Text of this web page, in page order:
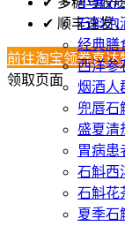
石斛泡
经典膳
西洋参
烟酒人
兜唇石
盛夏清
胃病患
石斛西
石斛花
夏季石
✔ 顺丰速发
前往淘宝领券直
领取页面